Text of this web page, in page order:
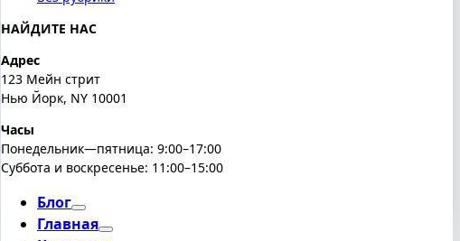
НАЙДИТЕ НАС
Адрес
123 Мейн стрит
Нью Йорк, NY 10001
Часы
Понедельник—пятница: 9:00–17:00
Суббота и воскресенье: 11:00–15:00
Блог
Главная